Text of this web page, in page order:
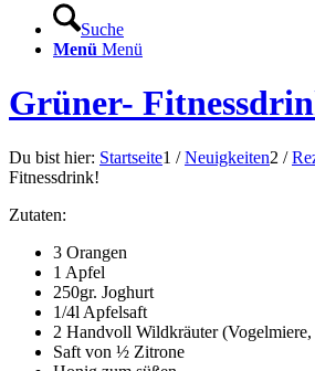
Suche
Menü Menü
Grüner-
Du bist hier: Startseite1 / Neuigkeiten2 /
Fitnessdrink!
Zutaten:
3 Orangen
1 Apfel
250gr. Joghurt
1/4l Apfelsaft
2 Handvoll Wildkräuter
Saft von ½ Zitrone